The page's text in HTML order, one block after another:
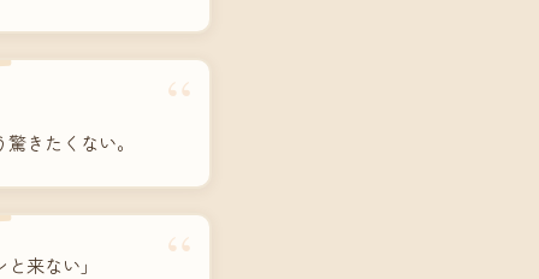
“
きたくない。
“
来ない」